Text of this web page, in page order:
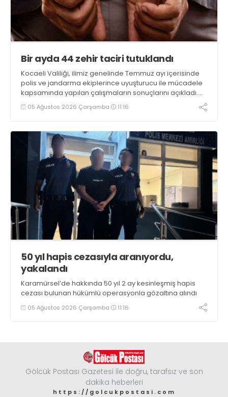
Bir ayda 44 zehir taciri tutuklandı
Kocaeli Valiliği, ilimiz genelinde Temmuz ayı içerisinde
polis ve jandarma ekiplerince uyuşturucu ile mücadele
kapsamında yapılan çalışmaların sonuçlarını açıkladı.
Çalışmalar sonucunda uyuşturucu ve uyarıcı madde
kullanan, ticaretini ve sevkiyatını yapan 44 şahıs
05 Ağustos 2026 Çarşamba 11:16
50 yıl hapis cezasıyla aranıyordu,
yakalandı
Karamürsel’de hakkında 50 yıl 2 ay kesinleşmiş hapis
cezası bulunan hükümlü operasyonla gözaltına alındı
05 Ağustos 2026 Çarşamba 11:16
Gölcük Postası Gazetesi ile doğru, tarafsız ve son
dakika heberleri
https://golcukpostasi.com